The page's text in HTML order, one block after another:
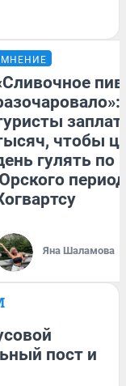
МНЕНИЕ
чтобы
гулять по
Яна Шаламова
пост и